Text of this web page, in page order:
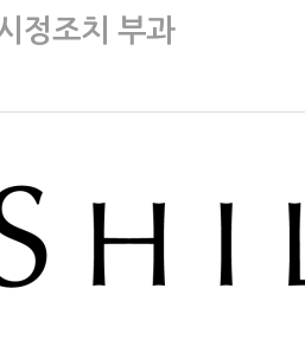
정조치 부과